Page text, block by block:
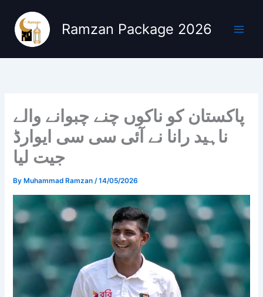
content
Ramzan Package 2026
پاکستان کو ناکوں چنے چبوانے والے
ناہید رانا نے آئی سی سی ایوارڈ
جیت لیا
By Muhammad Ramzan/14/05/2026